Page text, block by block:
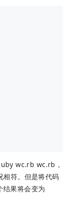
wc.rb wc.rb，
相符。但是将代码
果将会变为